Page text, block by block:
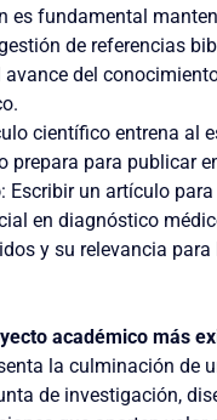
es fundamental
de referencias
del
científico entrena al
prepara para publicar
: Escribir un artículo
en diagnóstico
y su relevancia
académico más
la culminación de
de investigación,